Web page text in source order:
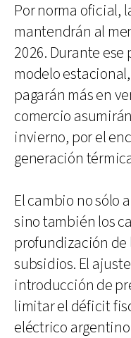
Por norma oficial,
mantendrán al
2026. Durante
modelo
pagarán más en
comercio
invierno, por el
generación
El cambio no sólo
sino también los
profundización de
subsidios. El
introducción de
limitar el déficit
eléctrico